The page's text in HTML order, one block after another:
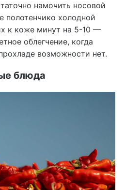
намочить носовой
полотенчико холодной
к коже минут на 5-10 —
облегчение, когда
возможности нет.
блюда